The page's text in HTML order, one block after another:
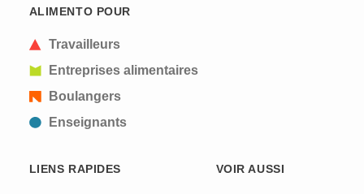
ALIMENTO POUR
Travailleurs
Entreprises alimentaires
Boulangers
Enseignants
LIENS RAPIDES VOIR AUSSI